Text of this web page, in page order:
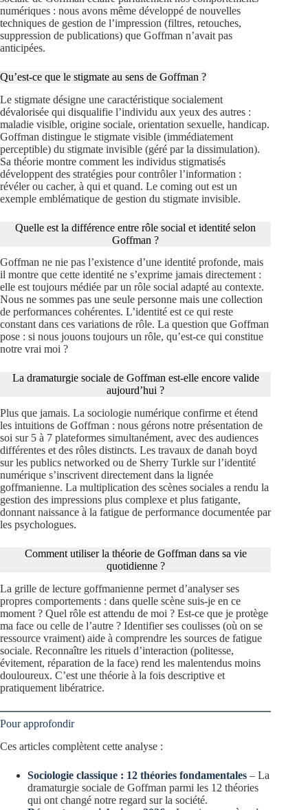
numériques : nous avons même développé de nouvelles
techniques de gestion de l’impression (filtres, retouches,
suppression de publications) que Goffman n’avait pas
anticipées.
Qu’est-ce que le stigmate au sens de Goffman ?
Le stigmate désigne une caractéristique socialement
dévalorisée qui disqualifie l’individu aux yeux des autres :
maladie visible, origine sociale, orientation sexuelle, handicap.
Goffman distingue le stigmate visible (immédiatement
perceptible) du stigmate invisible (géré par la dissimulation).
Sa théorie montre comment les individus stigmatisés
développent des stratégies pour contrôler l’information :
révéler ou cacher, à qui et quand. Le coming out est un
exemple emblématique de gestion du stigmate invisible.
Quelle est la différence entre rôle social et identité selon
Goffman ?
Goffman ne nie pas l’existence d’une identité profonde, mais
il montre que cette identité ne s’exprime jamais directement :
elle est toujours médiée par un rôle social adapté au contexte.
Nous ne sommes pas une seule personne mais une collection
de performances cohérentes. L’identité est ce qui reste
constant dans ces variations de rôle. La question que Goffman
pose : si nous jouons toujours un rôle, qu’est-ce qui constitue
notre vrai moi ?
La dramaturgie sociale de Goffman est-elle encore valide
aujourd’hui ?
Plus que jamais. La sociologie numérique confirme et étend
les intuitions de Goffman : nous gérons notre présentation de
soi sur 5 à 7 plateformes simultanément, avec des audiences
différentes et des rôles distincts. Les travaux de danah boyd
sur les publics networked ou de Sherry Turkle sur l’identité
numérique s’inscrivent directement dans la lignée
goffmanienne. La multiplication des scènes sociales a rendu la
gestion des impressions plus complexe et plus fatigante,
donnant naissance à la fatigue de performance documentée par
les psychologues.
Comment utiliser la théorie de Goffman dans sa vie
quotidienne ?
La grille de lecture goffmanienne permet d’analyser ses
propres comportements : dans quelle scène suis-je en ce
moment ? Quel rôle est attendu de moi ? Est-ce que je protège
ma face ou celle de l’autre ? Identifier ses coulisses (où on se
ressource vraiment) aide à comprendre les sources de fatigue
sociale. Reconnaître les rituels d’interaction (politesse,
évitement, réparation de la face) rend les malentendus moins
douloureux. C’est une théorie à la fois descriptive et
pratiquement libératrice.
Pour approfondir
Ces articles complètent cette analyse :
Sociologie classique : 12 théories fondamentales – La
dramaturgie sociale de Goffman parmi les 12 théories
qui ont changé notre regard sur la société.